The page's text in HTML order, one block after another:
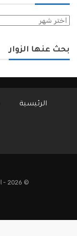
الأرشيف
بحث عنها الزوار
الرئيسية
© 2026 - الجمهورية نيوز. All Rights Reserved.